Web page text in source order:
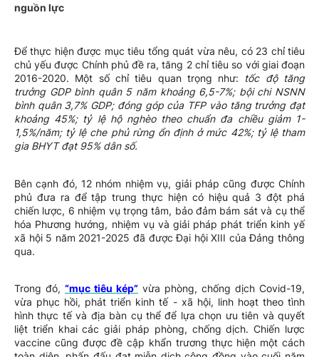
nguồn lực
Để thực hiện được mục tiêu tổng quát vừa nêu, có 23 chỉ tiêu
chủ yếu được Chính phủ đề ra, tăng 2 chỉ tiêu so với giai đoạn
2016-2020. Một số chỉ tiêu quan trọng như: tốc độ tăng
trưởng GDP bình quân 5 năm khoảng 6,5-7%; bội chi NSNN
bình quân 3,7% GDP; đóng góp của TFP vào tăng trưởng đạt
khoảng 45%; tỷ lệ hộ nghèo theo chuẩn đa chiều giảm 1-
1,5%/năm; tỷ lệ che phủ rừng ổn định ở mức 42%; tỷ lệ tham
gia BHYT đạt 95% dân số.
Bên cạnh đó, 12 nhóm nhiệm vụ, giải pháp cũng được Chính
phủ đưa ra để tập trung thực hiện có hiệu quả 3 đột phá
chiến lược, 6 nhiệm vụ trọng tâm, bảo đảm bám sát và cụ thể
hóa Phương hướng, nhiệm vụ và giải pháp phát triển kinh yế
xã hội 5 năm 2021-2025 đã được Đại hội XIII của Đảng thông
qua.
Trong đó, “mục tiêu kép” vừa phòng, chống dịch Covid-19,
vừa phục hồi, phát triển kinh tế - xã hội, linh hoạt theo tình
hình thực tế và địa bàn cụ thể để lựa chọn ưu tiên và quyết
liệt triển khai các giải pháp phòng, chống dịch. Chiến lược
vaccine cũng được đề cập khẩn trương thực hiện một cách